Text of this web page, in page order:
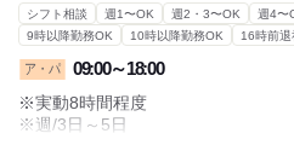
シフト相談 週1〜OK 週2・3〜OK 週4〜
9時以降勤務OK
10時以降勤務OK 16時前退
ア・パ 09:00～18:00
※実動8時間程度
※週/3日～5日